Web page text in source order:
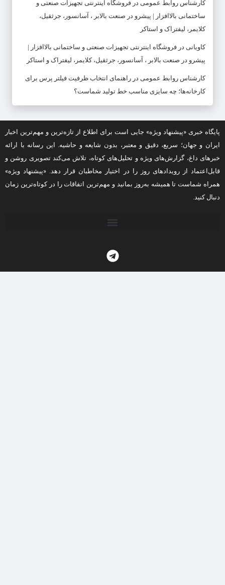
کارشناس روابط عمومی در فروشگاه اینترنتی تجهیزات صنعتی و
ساختمانی بالاافزار | پیشرو در صنعت بالابر ، آسانسور، جرثقیل،
کلایمر، لیفتراک و استاکر
کاویانی در فروشگاه اینترنتی تجهیزات صنعتی و ساختمانی بالاافزار |
پیشرو در صنعت بالابر ، آسانسور، جرثقیل، کلایمر، لیفتراک و استاکر
کارشناس روابط عمومی در راهنمای انتخاب ظرفیت فیلتر پرس برای
کارخانه‌ها؛ چه سایزی مناسب خط تولید شماست؟
پایگاه خبری «پیشنهاد ویژه» جایی است برای اطلاع از تازه‌ترین و مهم‌ترین اخبار
ایران و جهان؛ سریع، دقیق و معتبر، بدون شایعه و حاشیه. این رسانه با ارائه
خبرهای داغ، گزارش‌های ویژه و تحلیل‌های کوتاه، تلاش می‌کند تصویری روشن و
قابل‌اعتماد از رویدادهای روز را در اختیار مخاطبان قرار دهد. «پیشنهاد ویژه»
همراه شماست تا همیشه به‌روز بمانید و مهم‌ترین اتفاقات را در کوتاه‌ترین زمان
دنبال کنید.